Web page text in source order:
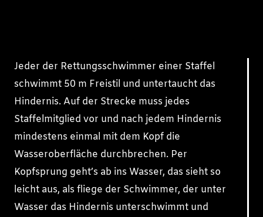
Jeder der Rettungsschwimmer einer Staffel
schwimmt 50 m Freistil und untertaucht das
Hindernis. Auf der Strecke muss jedes
Staffelmitglied vor und nach jedem Hindernis
mindestens einmal mit dem Kopf die
Wasseroberfläche durchbrechen. Per
Kopfsprung geht’s ab ins Wasser, das sieht so
leicht aus, als fliege der Schwimmer, der unter
Wasser das Hindernis unterschwimmt und